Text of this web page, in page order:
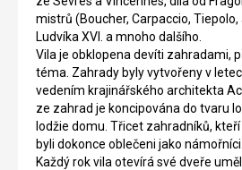
mistrů (Boucher, Carpaccio, Tiepolo,
Ludvíka XVI. a mnoho dalšího
Vila je obklopena devíti zahradami,
téma. Zahrady byly vytvořeny v
vedením krajinářského architekta
ze zahrad je koncipována do tvaru
lodžie domu. Třicet zahradníků,
byli dokonce oblečeni jako námořníci.
Každý rok vila otevírá své dveře
území
Francie.
Voda
zavlažování,
jako
zdroj
květeny
jistě
okouzlí
každého.
Nad
městem
zřícenina
hradu